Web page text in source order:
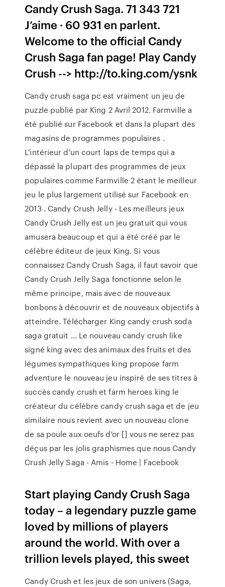
Candy Crush Saga. 71 343 721
J’aime · 60 931 en parlent.
Welcome to the official Candy
Crush Saga fan page! Play Candy
Crush --> http://to.king.com/ysnk
Candy crush saga pc est vraiment un jeu de
puzzle publié par King 2 Avril 2012. Farmville a
été publié sur Facebook et dans la plupart des
magasins de programmes populaires .
L'intérieur d'un court laps de temps qui a
dépassé la plupart des programmes de jeux
populaires comme Farmville 2 étant le meilleur
jeu le plus largement utilisé sur Facebook en
2013 . Candy Crush Jelly - Les meilleurs jeux
Candy Crush Jelly est un jeu gratuit qui vous
amusera beaucoup et qui a été créé par le
célèbre éditeur de jeux King. Si vous
connaissez Candy Crush Saga, il faut savoir que
Candy Crush Jelly Saga fonctionne selon le
même principe, mais avec de nouveaux
bonbons à découvrir et de nouveaux objectifs à
atteindre. Télécharger King candy crush soda
saga gratuit ... Le nouveau candy crush like
signé king avec des animaux des fruits et des
légumes sympathiques king propose farm
adventure le nouveau jeu inspiré de ses titres à
succès candy crush et farm heroes king le
créateur du célèbre candy crush saga et de jeu
similaire nous revient avec un nouveau clone
de sa poule aux oeufs d'or [] vous ne serez pas
déçus par les jolis graphismes que nous Candy
Crush Jelly Saga - Amis - Home | Facebook
Start playing Candy Crush Saga
today – a legendary puzzle game
loved by millions of players
around the world. With over a
trillion levels played, this sweet
Candy Crush et les jeux de son univers (Saga,